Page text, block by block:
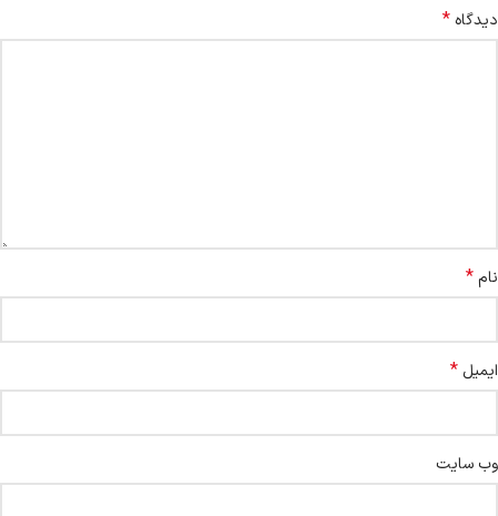
دیدگاه *
نام*
ایمیل *
وب‌ سایت